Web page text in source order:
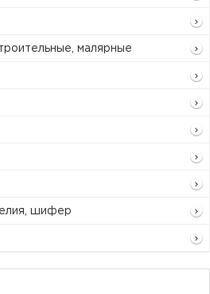
малярные
шифер